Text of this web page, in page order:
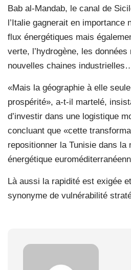
Bab al-Mandab, le canal de
l’Italie gagnerait en importance
flux énergétiques mais
verte, l’hydrogène, les
nouvelles chaines
«Mais la géographie à elle
prospérité», a-t-il martelé,
d’investir dans une logistique
concluant que «cette
repositionner la Tunisie dans la
énergétique
Là aussi la rapidité est exigée
synonyme de vulnérabilité